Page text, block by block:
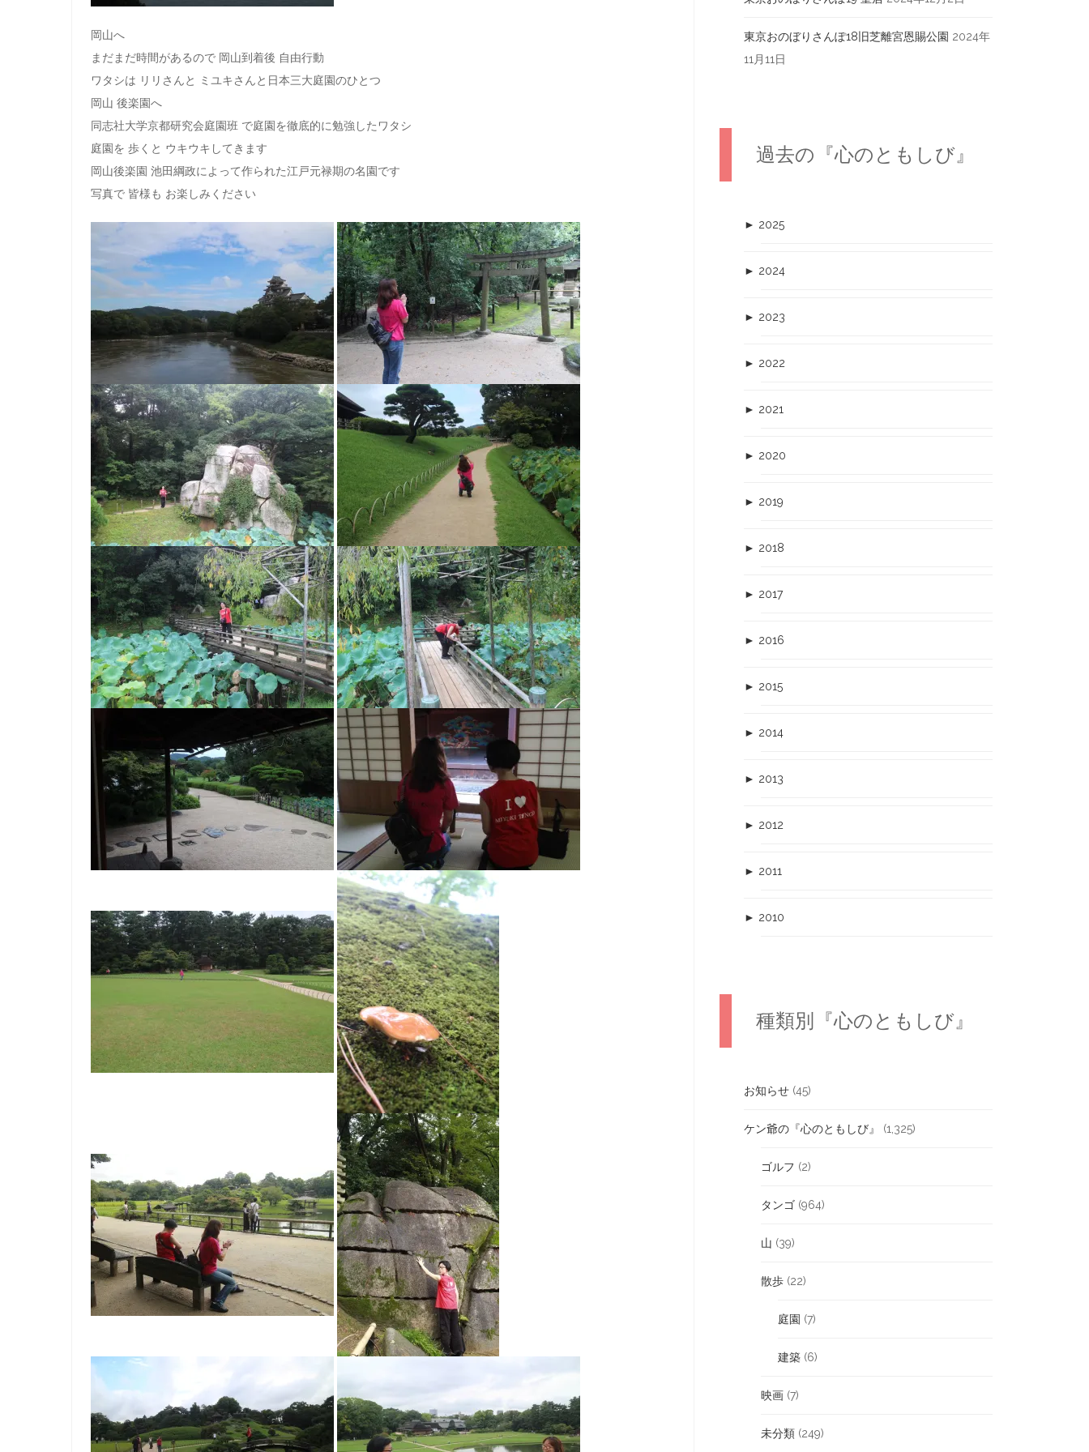
岡山へ
まだまだ時間があるので 岡山到着後 自由行動
ワタシは リリさんと ミユキさんと日本三大庭園のひとつ
岡山 後楽園へ
同志社大学京都研究会庭園班 で庭園を徹底的に勉強したワタシ
庭園を 歩くと ウキウキしてきます
岡山後楽園 池田綱政によって作られた江戸元禄期の名園です
写真で 皆様も お楽しみください
東京おのぼりさんぽ18旧芝離宮恩賜公園 2024年
11月11日
過去の『心のともしび』
► 2025
► 2024
► 2023
► 2022
► 2021
► 2020
► 2019
► 2018
► 2017
► 2016
► 2015
► 2014
► 2013
► 2012
► 2011
► 2010
種類別『心のともしび』
お知らせ(45)
ケン爺の『心のともしび』 (1,325)
ゴルフ (2)
タンゴ(964)
山 (39)
散歩(22)
庭園 (7)
建築(6)
映画(7)
未分類(249)